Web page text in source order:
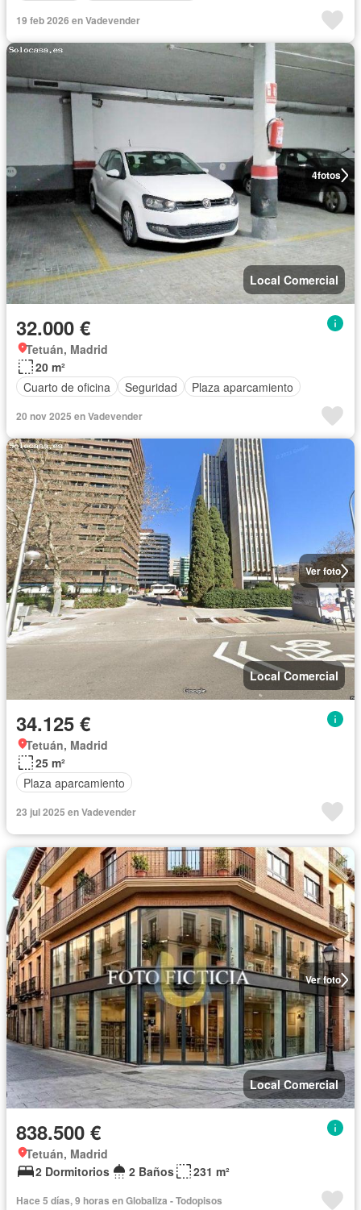
19 feb 2026 en Vadevender
4fotos
Local Comercial
32.000 €
Tetuán, Madrid
20 m²
Cuarto de oficina
Seguridad Plaza aparcamiento
20 nov 2025 en Vadevender
Ver foto
Local Comercial
34.125 €
Tetuán, Madrid
25 m²
Plaza aparcamiento
23 jul 2025 en Vadevender
Ver foto
Local Comercial
838.500 €
Tetuán, Madrid
2 Dormitorios
2 Baños 231 m²
Hace 5 días, 9 horas en Globaliza - Todopisos